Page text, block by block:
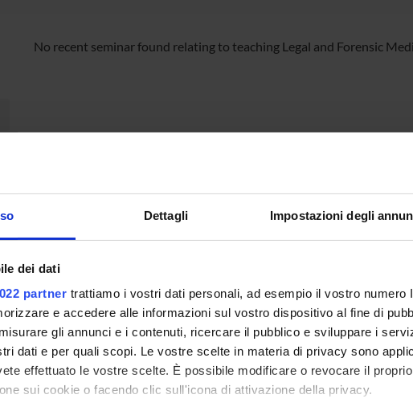
Dettagli Impostazioni degli
dei dati
partner trattiamo i vostri dati personali, ad esempio il vostro numero
e accedere alle informazioni sul vostro dispositivo al fine di
gli annunci e i contenuti, ricercare il pubblico e sviluppare i
dati e per quali scopi. Le vostre scelte in materia di privacy sono
effettuato le vostre scelte. È possibile modificare o revocare il
sui cookie o facendo clic sull'icona di attivazione della privacy.
No recent seminar found relating to teaching Legal and Forensic